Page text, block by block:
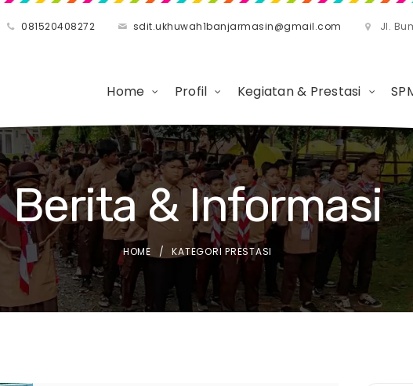
081520408272 sdit.ukhuwah1banjarmasin@gmail.com Jl.
Home Profil Kegiatan & Prestasi
Berita & Informasi
HOME KATEGORI PRESTASI